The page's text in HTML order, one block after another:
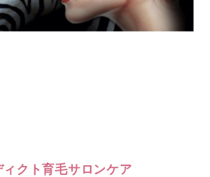
ィクト育毛サロンケア